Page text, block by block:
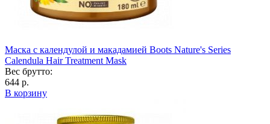
Маска с календулой и макадамией Boots Nature's Series
Calendula Hair Treatment Mask
Вес брутто:
644 р.
В корзину